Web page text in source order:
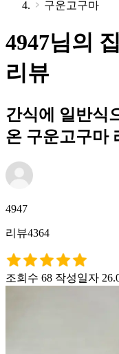
구운고구마
4947님의
리뷰
간식에 일반식
온 구운고구마
4947
리뷰4364
조회수 68 작성일자